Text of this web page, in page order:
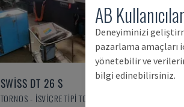
SWISS DT 26 S
TORNOS - İSVIÇRE TIPI TORNA TEZGAHI
AB
Deneyiminizi
pazarlama amaçları
yönetebilir ve
bilgi edinebilirsiniz.